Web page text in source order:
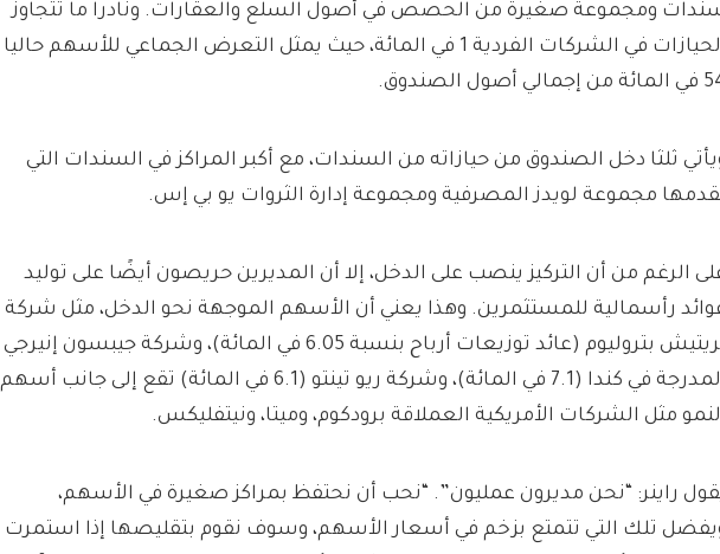
ومجموعة صغيرة من الحصص في أصول السلع والعقارات. ونادرا ما تتجاوز
الحيازات في الشركات الفردية 1 في المائة، حيث يمثل التعرض الجماعي للأسهم حاليا
أصول الصندوق.
ثلثا دخل الصندوق من حيازاته من السندات، مع أكبر المراكز في السندات التي
مجموعة لويدز المصرفية ومجموعة إدارة الثروات يو بي إس.
الرغم من أن التركيز ينصب على الدخل، إلا أن المديرين حريصون أيضًا على توليد
رأسمالية للمستثمرين. وهذا يعني أن الأسهم الموجهة نحو الدخل، مثل شركة
بريتيش بتروليوم (عائد توزيعات أرباح بنسبة 6.05 في المائة)، وشركة جيبسون إنيرجي
المدرجة في كندا (7.1 في المائة)، وشركة ريو تينتو (6.1 في المائة) تقع إلى جانب أسهم
مثل الشركات الأمريكية العملاقة برودكوم، وميتا، ونيتفليكس.
راينر: “نحن مديرون عمليون”. “نحب أن نحتفظ بمراكز صغيرة في الأسهم،
تلك التي تتمتع بزخم في أسعار الأسهم، وسوف نقوم بتقليصها إذا استمرت